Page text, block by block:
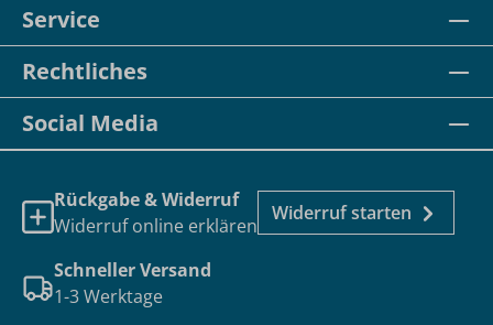
Service
Rechtliches
Social Media
Rückgabe & Widerruf
Widerruf online erklären
Widerruf starten
Schneller Versand
1-3 Werktage